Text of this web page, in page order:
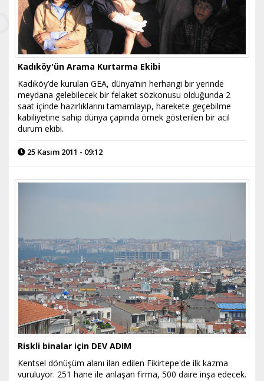
Kadıköy'ün Arama Kurtarma Ekibi
Kadıköy’de kurulan GEA, dünya’nın herhangi bir yerinde
meydana gelebilecek bir felaket sözkonusu olduğunda 2
saat içinde hazırlıklarını tamamlayıp, harekete geçebilme
kabiliyetine sahip dünya çapında örnek gösterilen bir acil
durum ekibi.
25 Kasım 2011 - 09:12
Riskli binalar için DEV ADIM
Kentsel dönüşüm alanı ilan edilen Fikirtepe'de ilk kazma
vuruluyor. 251 hane ile anlaşan firma, 500 daire inşa edecek.